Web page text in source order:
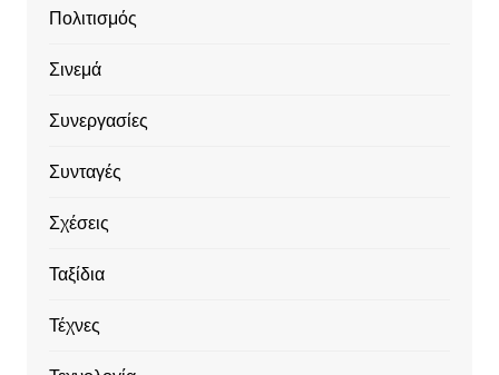
Πολιτισμός
Σινεμά
Συνεργασίες
Συνταγές
Σχέσεις
Ταξίδια
Τέχνες